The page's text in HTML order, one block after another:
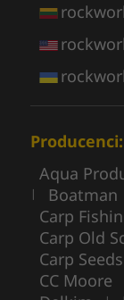
Producenci:
Aqua
| Boatman
Carp
Carp Old
Carp Seeds
CC Moore